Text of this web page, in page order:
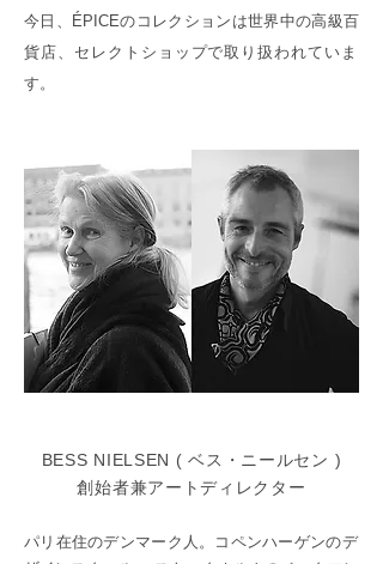
今日、ÉPICEのコレクションは世界中の高級百
貨店、セレクトショップで取り扱われていま
す。
BESS NIELSEN ( ベス・ニールセン )
創始者兼アートディレクター
パリ在住のデンマーク人。コペンハーゲンのデ